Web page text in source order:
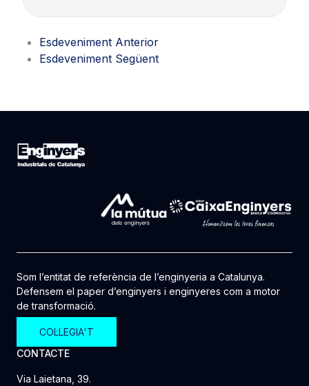
Esdeveniment Anterior
Esdeveniment Següent
Som l’entitat de referència de l’enginyeria a Catalunya.
Defensem el paper d’enginyers i enginyeres com a motor
de transformació.
COL·LEGIA'T
CONTACTE
Via Laietana, 39.